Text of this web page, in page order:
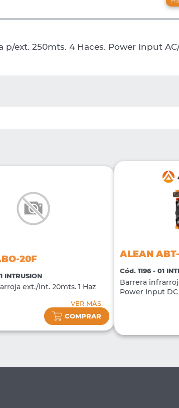
p/ext. 250mts. 4 Haces. Power Input AC/
20F
INTRUSION
ext./int. 20mts. 1 Haz
VER MÁS
COMPRAR
ALEAN
Cód. 1196 - 01
Barrera
Power Input DC